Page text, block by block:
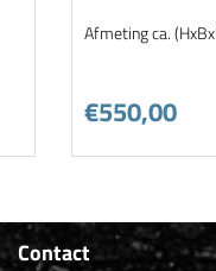
Afmeting ca.
€550,00
Contact